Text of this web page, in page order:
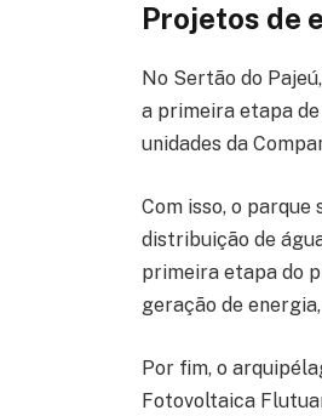
Projetos de
No Sertão do
a primeira etapa
unidades da
Com isso, o parque
distribuição de
primeira etapa do
geração de
Por fim, o
Fotovoltaica